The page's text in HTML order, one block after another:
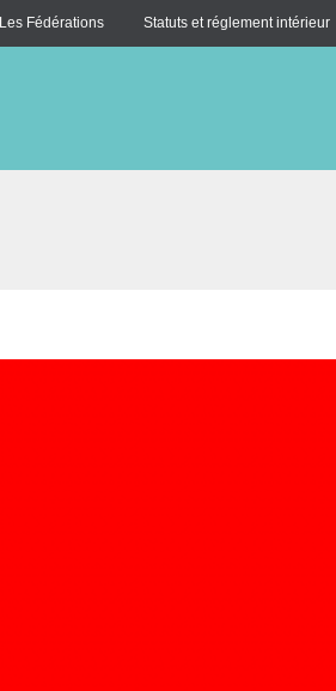
Les Fédérations Statuts et réglement intérieur